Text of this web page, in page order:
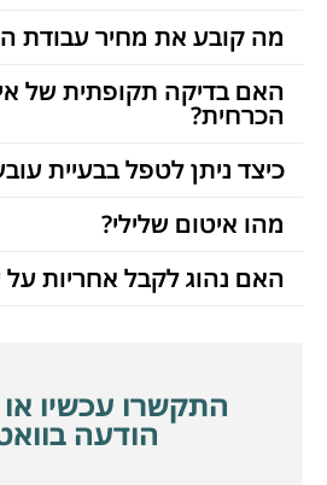
מה קובע את מחיר עבודת
האם בדיקה תקופתית של
הכרחית?
כיצד ניתן לטפל בבעיית
מהו איטום שלילי?
האם נהוג לקבל אחריות על
התקשרו עכשיו או
הודעה